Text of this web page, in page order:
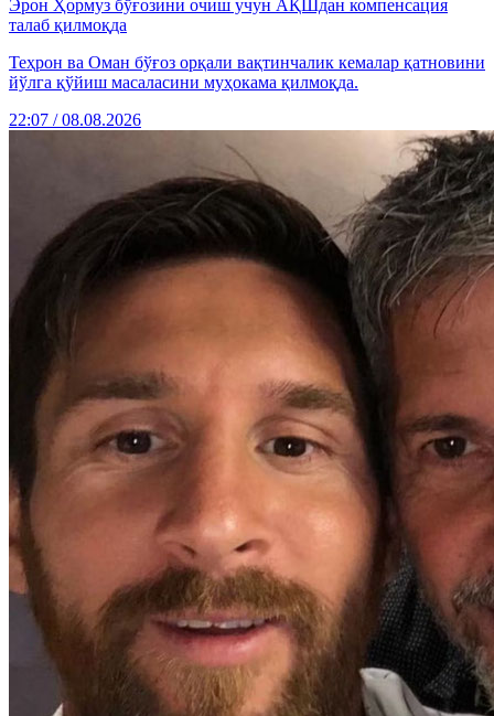
Эрон Ҳормуз бўғозини очиш учун АҚШдан компенсация
талаб қилмоқда
Теҳрон ва Оман бўғоз орқали вақтинчалик кемалар қатновини
йўлга қўйиш масаласини муҳокама қилмоқда.
22:07 / 08.08.2026